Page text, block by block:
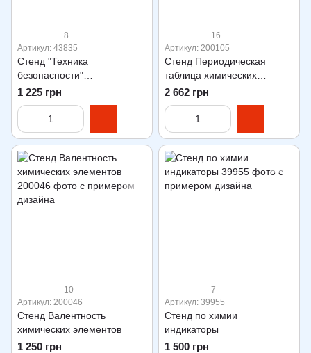
8
Артикул: 43835
Стенд "Техника
безопасности"
сокращенная форма
1 225 грн
16
Артикул: 200105
Стенд Периодическая
таблица химических
элементов
2 662 грн
10
Артикул: 200046
Стенд Валентность
химических элементов
1 250 грн
7
Артикул: 39955
Стенд по химии
индикаторы
1 500 грн